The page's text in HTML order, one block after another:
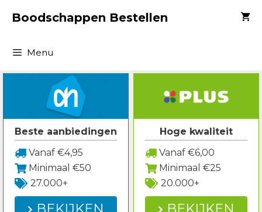
naarBoodschappen Bestellen
Menu
Beste aanbiedingen
Vanaf €4,95
Minimaal €50
27.000+
Hoge kwaliteit
Vanaf €6,00
Minimaal €25
20.000+